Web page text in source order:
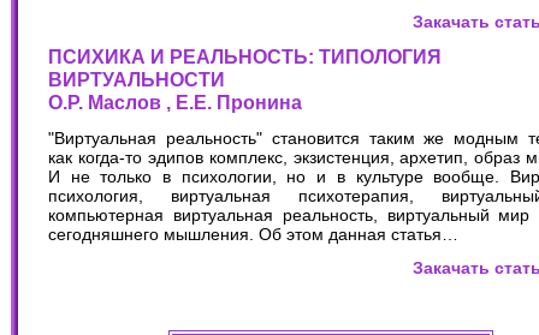
Закачать
ПСИХИКА И РЕАЛЬНОСТЬ: ТИПОЛОГИЯ
ВИРТУАЛЬНОСТИ
О.Р. Маслов , Е.Е. Пронина
"Виртуальная реальность" становится таким же модным
как когда-то эдипов комплекс, экзистенция, архетип, образ
И не только в психологии, но и в культуре вообще.
психология, виртуальная психотерапия,
компьютерная виртуальная реальность, виртуальный
сегодняшнего мышления. Об этом данная статья…
Закачать